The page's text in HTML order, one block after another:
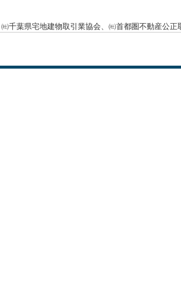
千葉県宅地建物取引業協会、㈳首都圏不動産公正